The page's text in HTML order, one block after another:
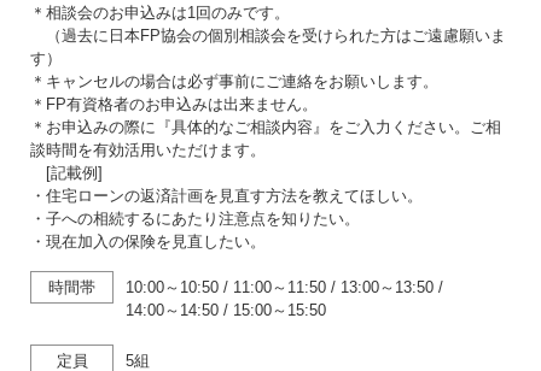
＊相談会のお申込みは1回のみです。
（過去に日本FP協会の個別相談会を受けられた方はご遠慮願いま
す）
＊キャンセルの場合は必ず事前にご連絡をお願いします。
＊FP有資格者のお申込みは出来ません。
＊お申込みの際に『具体的なご相談内容』をご入力ください。ご相
談時間を有効活用いただけます。
[記載例]
・住宅ローンの返済計画を見直す方法を教えてほしい。
・子への相続するにあたり注意点を知りたい。
・現在加入の保険を見直したい。
時間帯 10:00～10:50 / 11:00～11:50 / 13:00～13:50 /
14:00～14:50 / 15:00～15:50
定員 5組